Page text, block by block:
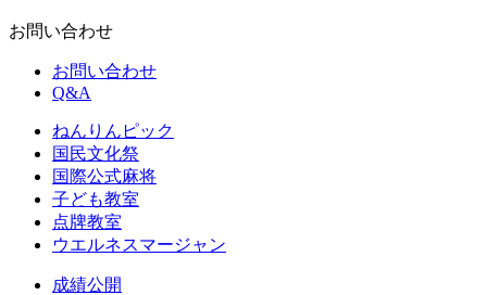
お問い合わせ
お問い合わせ
Q&A
ねんりんピック
国民文化祭
国際公式麻将
子ども教室
点牌教室
ウエルネスマージャン
成績公開